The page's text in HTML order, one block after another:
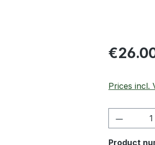
Regular
Prices incl.
Product